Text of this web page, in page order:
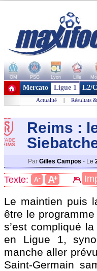
OM PSG Lyon Lille
+ de clubs
Mercato Ligue 1 L2/
Actualité | Résultats
Reims :
Par Gilles Campos - Le
Texte: A- A+
Le maintien puis
être le
s’est compliqué
en Ligue 1,
manche aller
Saint-Germain